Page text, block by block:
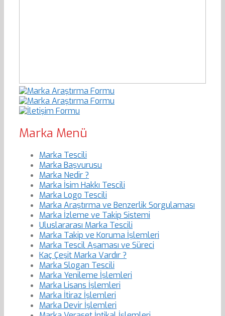
Marka Menü
Marka Tescili
Marka Başvurusu
Marka Nedir ?
Marka İsim Hakkı Tescili
Marka Logo Tescili
Marka Araştırma ve Benzerlik Sorgulaması
Marka İzleme ve Takip Sistemi
Uluslararası Marka Tescili
Marka Takip ve Koruma İşlemleri
Marka Tescil Aşaması ve Süreci
Kaç Çeşit Marka Vardır ?
Marka Slogan Tescili
Marka Yenileme İşlemleri
Marka Lisans İşlemleri
Marka İtiraz İşlemleri
Marka Devir İşlemleri